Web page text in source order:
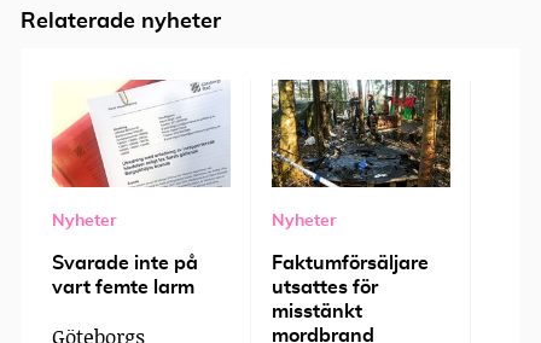
Relaterade nyheter
Nyheter
Svarade inte på
vart femte larm
Göteborgs
Nyheter
Faktumförsäljare
utsattes för
misstänkt
mordbrand